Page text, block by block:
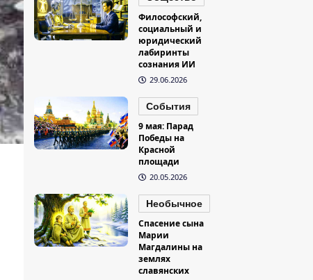
Философский,
социальный и
юридический
лабиринты
сознания ИИ
29.06.2026
События
9 мая: Парад
Победы на
Красной
площади
20.05.2026
Необычное
Спасение сына
Марии
Магдалины на
землях
славянских